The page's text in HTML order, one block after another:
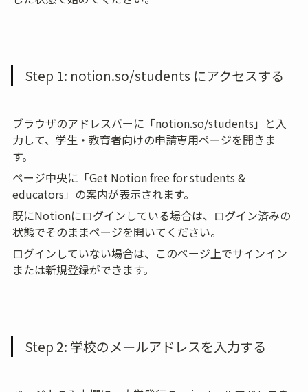
Step 1: notion.so/students にアクセスする
ブラウザのアドレスバーに「notion.so/students」と入
力して、学生・教育者向けの申請専用ページを開きま
す。
ページ中央に「Get Notion free for students &
educators」の案内が表示されます。
既にNotionにログインしている場合は、ログイン済みの
状態でそのままページを開いてください。
ログインしていない場合は、このページ上でサインイン
または新規登録ができます。
Step 2: 学校のメールアドレスを入力する